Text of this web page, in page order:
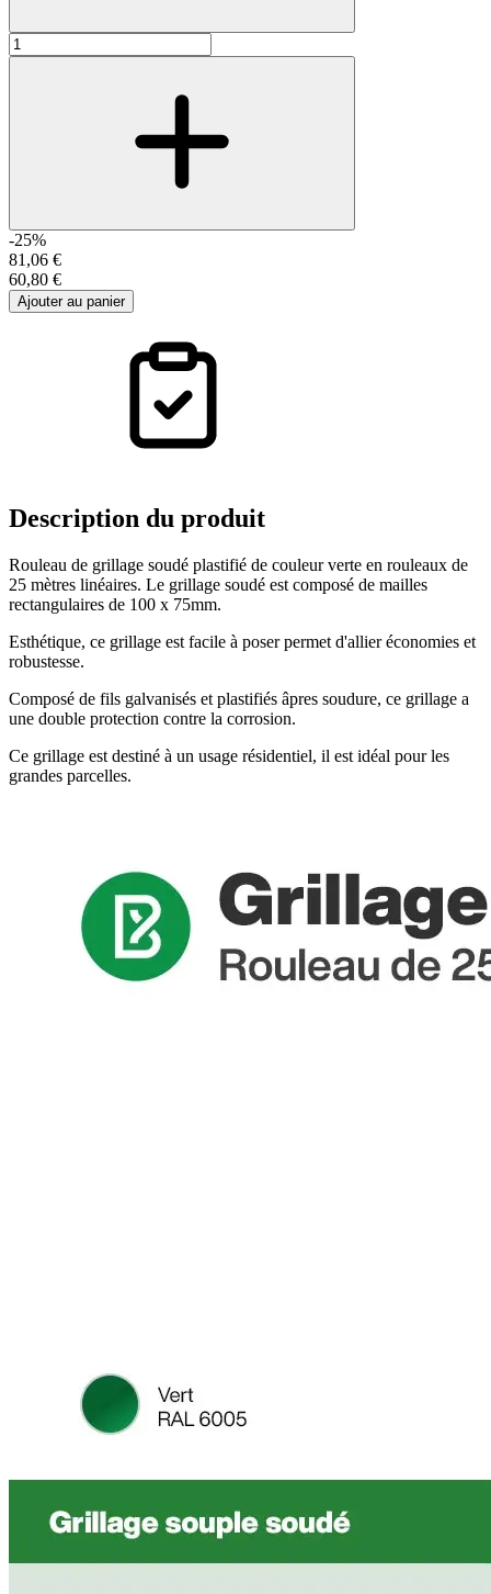
-25%
81,06 €
60,80 €
Ajouter au panier
Description du produit
Rouleau de grillage soudé plastifié de couleur verte en rouleaux de
25 mètres linéaires. Le grillage soudé est composé de mailles
rectangulaires de 100 x 75mm.
Esthétique, ce grillage est facile à poser permet d'allier économies et
robustesse.
Composé de fils galvanisés et plastifiés âpres soudure, ce grillage a
une double protection contre la corrosion.
Ce grillage est destiné à un usage résidentiel, il est idéal pour les
grandes parcelles.